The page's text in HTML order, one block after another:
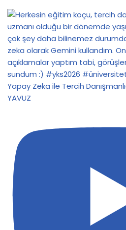
Yapay Zeka ile Tercih
YAVUZ